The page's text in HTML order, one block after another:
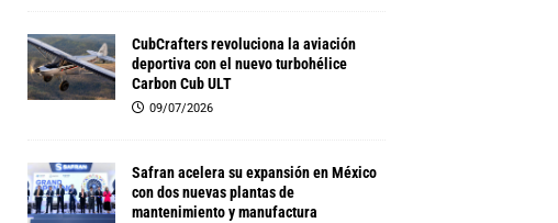
CubCrafters revoluciona la aviación
deportiva con el nuevo turbohélice
Carbon Cub ULT
09/07/2026
Safran acelera su expansión en México
con dos nuevas plantas de
mantenimiento y manufactura